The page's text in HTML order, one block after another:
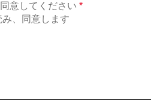
意してください *
み、同意します